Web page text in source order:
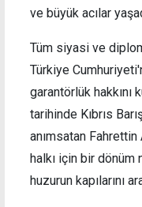
ve büyük acılar
Tüm siyasi ve
Türkiye
garantörlük hakkını
tarihinde Kıbrıs
anımsatan Fahrettin
halkı için bir dönüm
huzurun kapılarını